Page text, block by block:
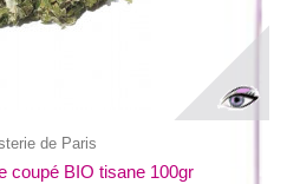
de Paris
coupé BIO tisane 100gr